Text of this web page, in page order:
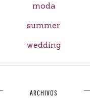
moda
summer
wedding
ARCHIVOS